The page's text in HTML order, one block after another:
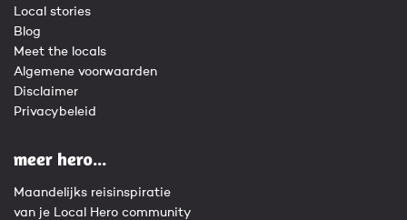
Local stories
Blog
Meet the locals
Algemene voorwaarden
Disclaimer
Privacybeleid
meer hero...
Maandelijks reisinspiratie
van je Local Hero community